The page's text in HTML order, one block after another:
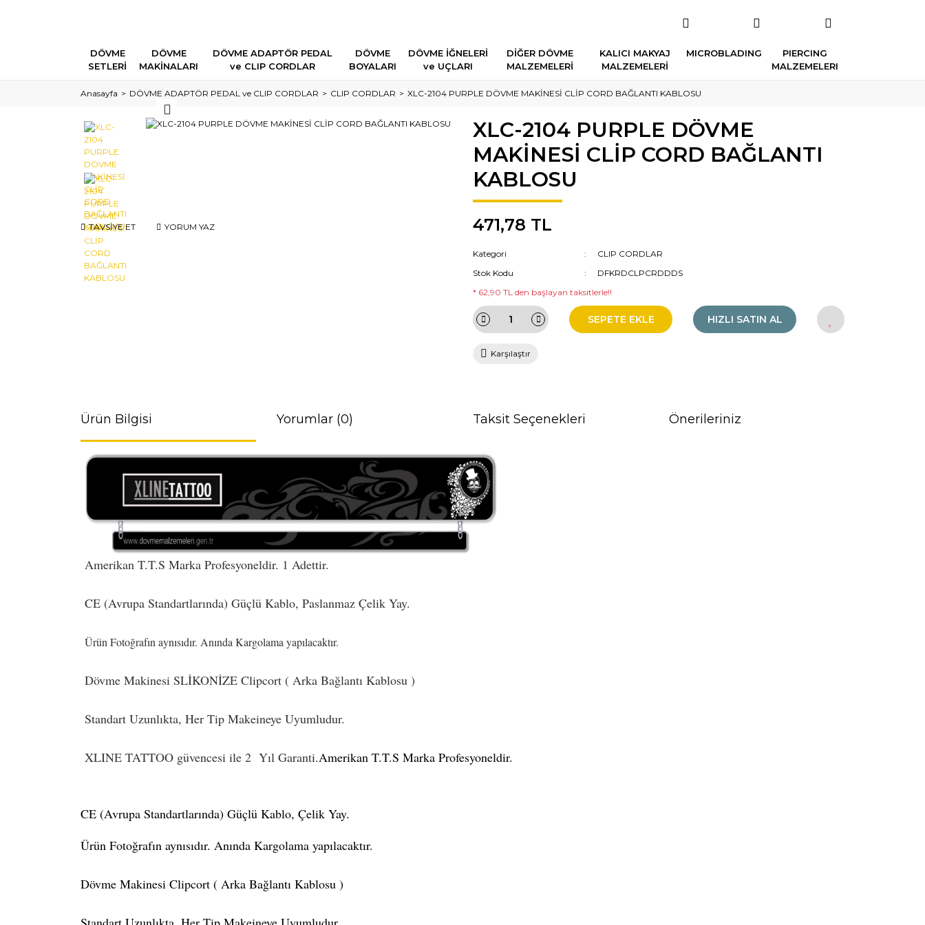
DÖVME
SETLERİ
DÖVME
MAKİNALARI
DÖVME ADAPTÖR PEDAL
ve CLIP CORDLAR
DÖVME
BOYALARI
DÖVME İĞNELERİ
ve UÇLARI
DİĞER DÖVME
MALZEMELERİ
KALICI MAKYAJ
MALZEMELERİ
MICROBLADING
PIERCING
MALZEMELERI
Anasayfa DÖVME ADAPTÖR PEDAL ve CLIP CORDLAR CLIP CORDLAR XLC-2104 PURPLE DÖVME MAKİNESİ CLİP CORD BAĞLANTI KABLOSU
TAVSİYE ET YORUM YAZ
XLC-2104 PURPLE DÖVME
MAKİNESİ CLİP CORD BAĞLANTI
KABLOSU
471,78 TL
Kategori
CLIP CORDLAR
Stok Kodu
DFKRDCLPCRDDDS
* 62,90 TL den başlayan taksitlerle!!
SEPETE EKLE HIZLI SATIN AL
Karşılaştır
Ürün Bilgisi Yorumlar (0) Taksit Seçenekleri Önerileriniz
Amerikan T.T.S Marka Profesyoneldir. 1 Adettir.
CE (Avrupa Standartlarında) Güçlü Kablo, Paslanmaz Çelik Yay.
Ürün Fotoğrafın aynısıdır. Anında Kargolama yapılacaktır.
Dövme Makinesi SLİKONİZE Clipcort ( Arka Bağlantı Kablosu )
Standart Uzunlıkta, Her Tip Makeineye Uyumludur.
XLINE TATTOO güvencesi ile 2 Yıl Garanti.Amerikan T.T.S Marka Profesyoneldir.
CE (Avrupa Standartlarında) Güçlü Kablo, Çelik Yay.
Ürün Fotoğrafın aynısıdır. Anında Kargolama yapılacaktır.
Dövme Makinesi Clipcort ( Arka Bağlantı Kablosu )